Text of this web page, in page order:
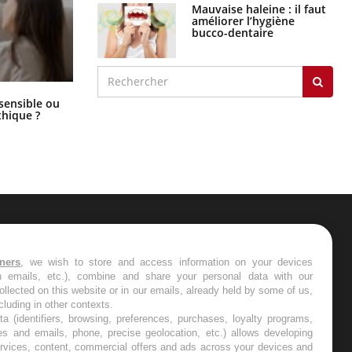
ou
?
Bébés, jeunes enfants : quelle
Mauvaise haleine : il faut
améliorer l’hygiène
bucco-dentaire
les semaines les meilleures
, we wish to store and access information on your devices
emails, etc.), combine and share your personal data with our
on this website or in our emails, already held by some of us,
in other contexts.
(identifiers, browsing, preferences, purchases, loyalty programs,
and emails, phone, precise geolocation, etc.) allows developing
content, commercial offers and ads across your devices and